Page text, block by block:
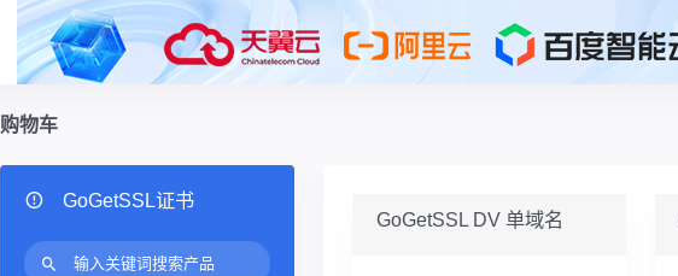
购物车
GoGetSSL证书
GoGetSSL DV 单域名